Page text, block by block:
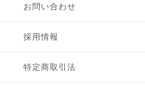
お問い合わせ
採用情報
特定商取引法